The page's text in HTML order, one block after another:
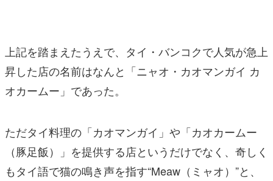
上記を踏まえたうえで、タイ・バンコクで人気が急上
昇した店の名前はなんと「ニャオ・カオマンガイ カ
オカームー」であった。
ただタイ料理の「カオマンガイ」や「カオカームー
（豚足飯）」を提供する店というだけでなく、奇しく
もタイ語で猫の鳴き声を指す“Meaw（ミャオ）”と、